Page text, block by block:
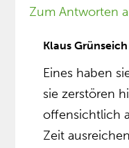
Zum Antworten
Klaus Grünseich
Eines haben
sie zerstören
offensichtlich
Zeit